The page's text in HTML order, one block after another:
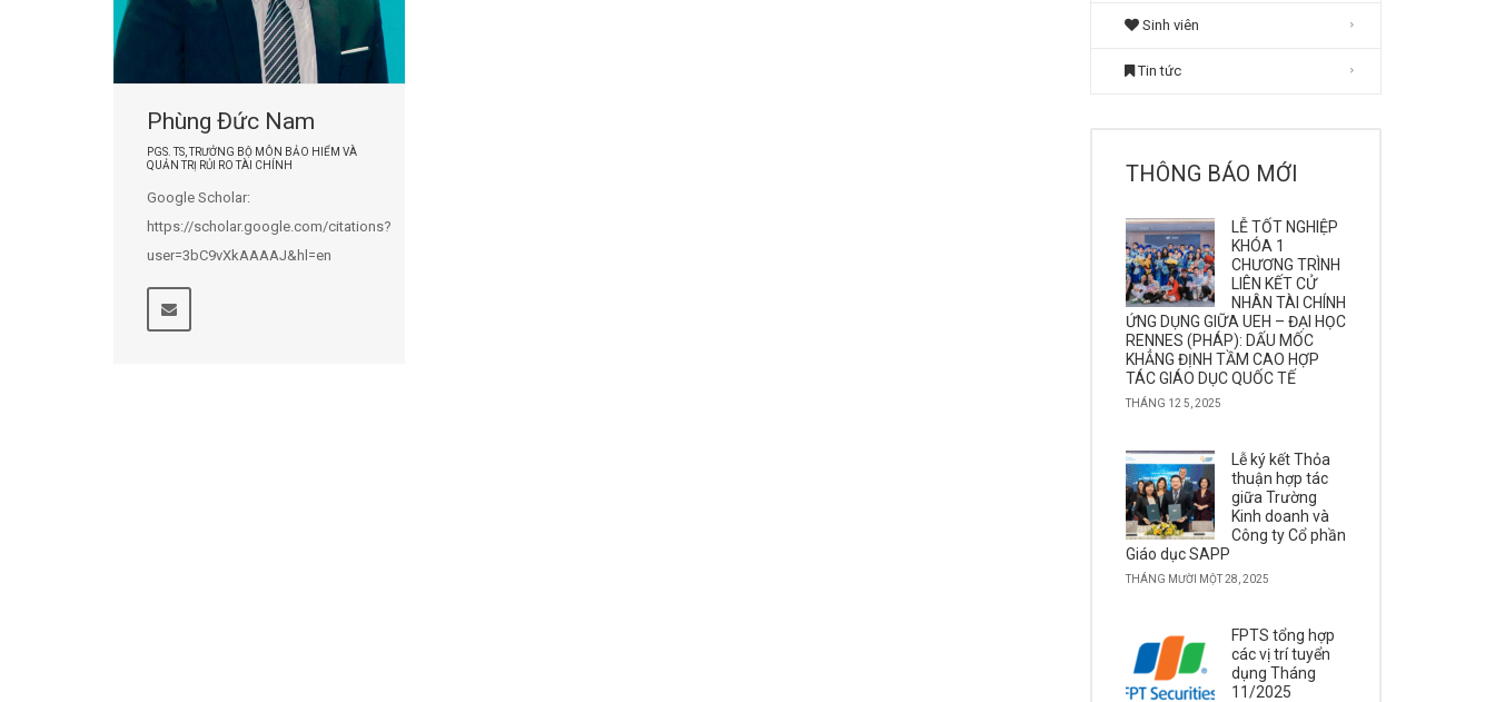
Phùng Đức Nam
PGS. TS, TRƯỞNG BỘ MÔN BẢO HIỂM VÀ
QUẢN TRỊ RỦI RO TÀI CHÍNH
Google Scholar:
https://scholar.google.com/citations?
user=3bC9vXkAAAAJ&hl=en
Sinh viên
Tin tức
THÔNG BÁO MỚI
LỄ TỐT NGHIỆP
KHÓA 1
CHƯƠNG TRÌNH
LIÊN KẾT CỬ
NHÂN TÀI CHÍNH
ỨNG DỤNG GIỮA UEH – ĐẠI HỌC
RENNES (PHÁP): DẤU MỐC
KHẲNG ĐỊNH TẦM CAO HỢP
TÁC GIÁO DỤC QUỐC TẾ
THÁNG 12 5, 2025
Lễ ký kết Thỏa
thuận hợp tác
giữa Trường
Kinh doanh và
Công ty Cổ phần
Giáo dục SAPP
THÁNG MƯỜI MỘT 28, 2025
FPTS tổng hợp
các vị trí tuyển
dụng Tháng
11/2025